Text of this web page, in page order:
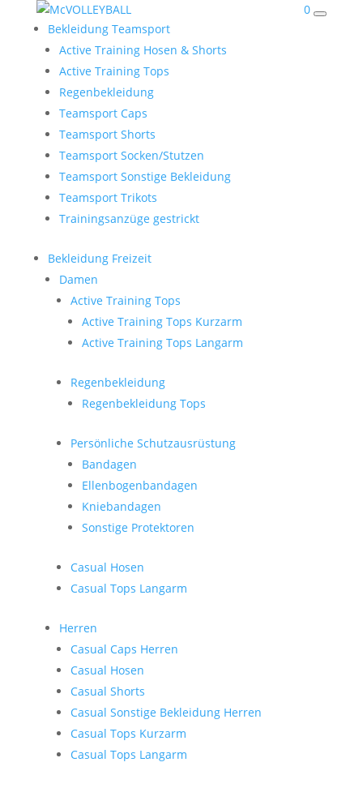
0
Bekleidung Teamsport
Active Training Hosen & Shorts
Active Training Tops
Regenbekleidung
Teamsport Caps
Teamsport Shorts
Teamsport Socken/Stutzen
Teamsport Sonstige Bekleidung
Teamsport Trikots
Trainingsanzüge gestrickt
Bekleidung Freizeit
Damen
Active Training Tops
Active Training Tops Kurzarm
Active Training Tops Langarm
Regenbekleidung
Regenbekleidung Tops
Persönliche Schutzausrüstung
Bandagen
Ellenbogenbandagen
Kniebandagen
Sonstige Protektoren
Casual Hosen
Casual Tops Langarm
Herren
Casual Caps Herren
Casual Hosen
Casual Shorts
Casual Sonstige Bekleidung Herren
Casual Tops Kurzarm
Casual Tops Langarm